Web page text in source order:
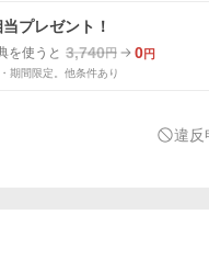
プレゼント！
を使うと 3,740円 0円
期間限定。他条件あり
違反